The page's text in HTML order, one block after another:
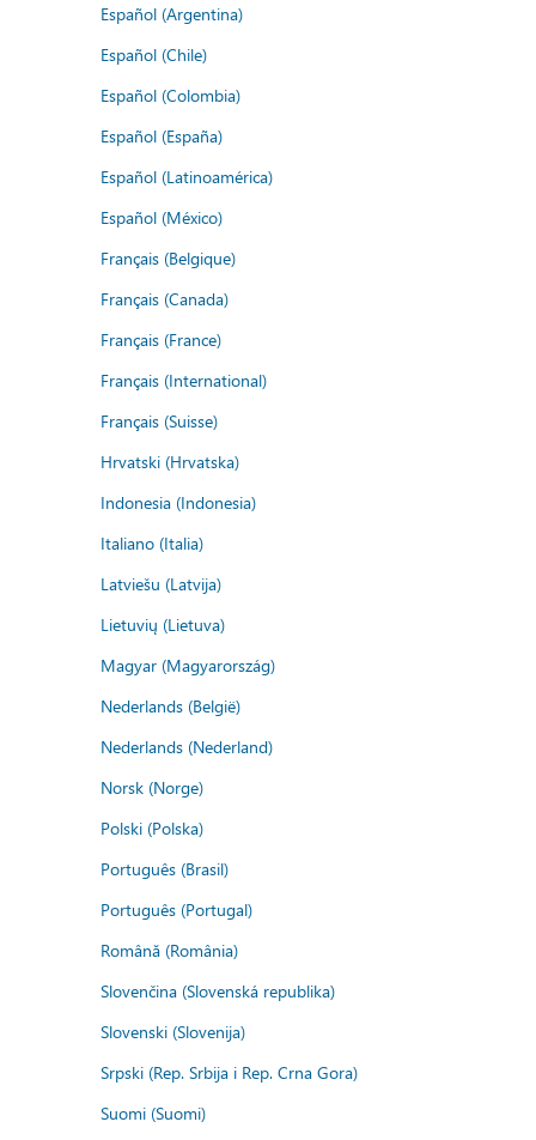
Español (Argentina)
Español (Chile)
Español (Colombia)
Español (España)
Español (Latinoamérica)
Español (México)
Français (Belgique)
Français (Canada)
Français (France)
Français (International)
Français (Suisse)
Hrvatski (Hrvatska)
Indonesia (Indonesia)
Italiano (Italia)
Latviešu (Latvija)
Lietuvių (Lietuva)
Magyar (Magyarország)
Nederlands (België)
Nederlands (Nederland)
Norsk (Norge)
Polski (Polska)
Português (Brasil)
Português (Portugal)
Română (România)
Slovenčina (Slovenská republika)
Slovenski (Slovenija)
Srpski (Rep. Srbija i Rep. Crna Gora)
Suomi (Suomi)